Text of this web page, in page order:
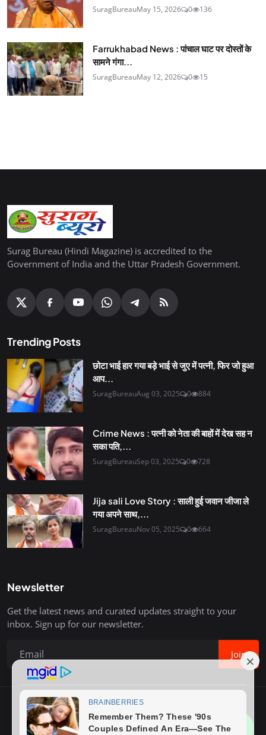
SuragBureauMay 15, 2026 0 136
Farrukhabad News : पांचाल घाट पर दोस्तों के
सामने गंगा...
SuragBureauMay 12, 2026 0 15
Surag Bureau (Hindi Magazine) is accredited to the
Government of India and the Uttar Pradesh Government.
Trending Posts
छोटा भाई हार गया बड़े भाई से जुए में पत्नी, फिर जो हुआ
आप...
SuragBureauAug 03, 2025 0 884
Crime News : पत्नी को नेता की बाहों में देख सह न
सका पति,...
SuragBureauSep 03, 2025 0 728
Jija sali Love Story : साली हुई जवान जीजा ले
गया अपने साथ,...
SuragBureauNov 05, 2025 0 664
Newsletter
Get the latest news and curated updates straight to your
inbox. Sign up for our newsletter.
Join
Copyright © 2020-26 Surag Bureau. All Rights Reserved.